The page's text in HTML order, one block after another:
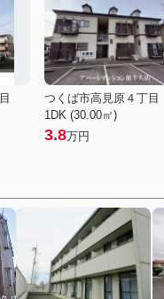
つくば市高見原４丁目
1DK (30.00㎡)
3.8万円